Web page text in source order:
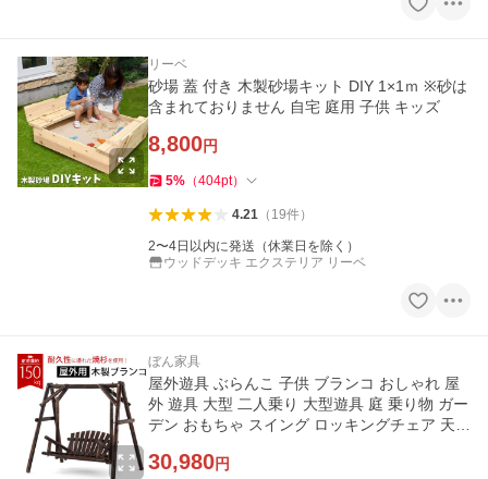
リーベ
砂場 蓋 付き 木製砂場キット DIY 1×1ｍ ※砂は
含まれておりません 自宅 庭用 子供 キッズ
8,800円
5% （404pt）
4.21（ 19件）
2〜4日以内に発送（休業日を除く）
ウッドデッキ エクステリア リーベ
ぼん家具
屋外遊具 ぶらんこ 子供 ブランコ おしゃれ 屋
外 遊具 大型 二人乗り 大型遊具 庭 乗り物 ガー
デン おもちゃ スイング ロッキングチェア 天然
30,980円